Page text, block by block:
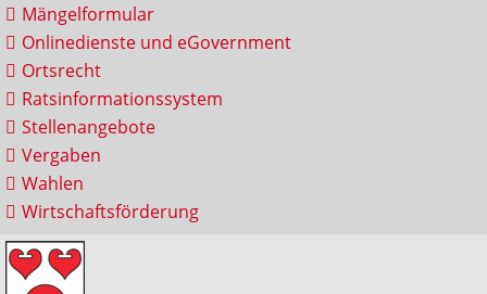
Mängelformular
Onlinedienste und eGovernment
Ortsrecht
Ratsinformationssystem
Stellenangebote
Vergaben
Wahlen
Wirtschaftsförderung